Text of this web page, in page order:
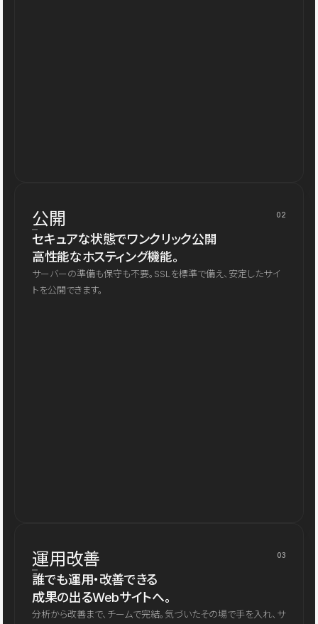
公開 02
セキュアな状態でワンクリック公開
高性能なホスティング機能。
サーバーの準備も保守も不要。SSLを標準で備え、安定したサイ
トを公開できます。
運用改善 03
誰でも運用・改善できる
成果の出るWebサイトへ。
分析から改善まで、チームで完結。気づいたその場で手を入れ、サ